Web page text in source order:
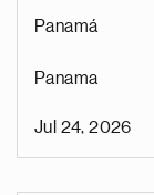
Panamá
Panama
Jul 24, 2026